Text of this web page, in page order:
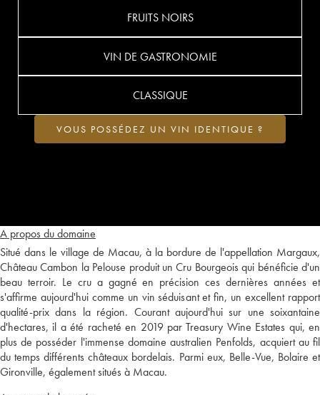
A propos du domaine
Situé dans le village de Macau, à la bordure de l'appellation Margaux,
Château Cambon la Pelouse produit un Cru Bourgeois qui bénéficie d'un
beau terroir. Le cru a gagné en précision ces dernières années et
s'affirme aujourd'hui comme un vin séduisant et fin, un excellent rapport
qualité-prix dans la région. Courant aujourd'hui sur une soixantaine
d'hectares, il a été racheté en 2019 par Treasury Wine Estates qui, en
plus de posséder l'immense domaine australien Penfolds, acquiert au fil
du temps différents châteaux bordelais. Parmi eux, Belle-Vue, Bolaire et
Gironville, également situés à Macau.
FRUITS NOIRS
VIN DE GASTRONOMIE
CLASSIQUE
VOUS POSSÉDEZ UN VIN IDENTIQUE ?